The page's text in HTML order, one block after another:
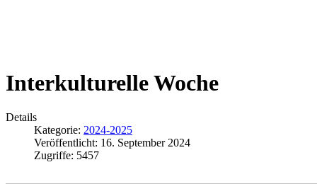
Interkulturelle Woche
Details
Kategorie: 2024-2025
Veröffentlicht: 16. September 2024
Zugriffe: 5457